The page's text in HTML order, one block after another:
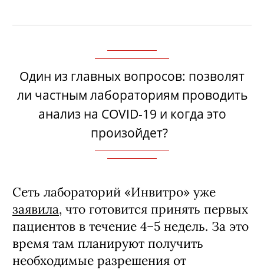
Один из главных вопросов: позволят
ли частным лабораториям проводить
анализ на COVID-19 и когда это
произойдет?
Сеть лабораторий «Инвитро» уже
заявила, что готовится принять первых
пациентов в течение 4–5 недель. За это
время там планируют получить
необходимые разрешения от